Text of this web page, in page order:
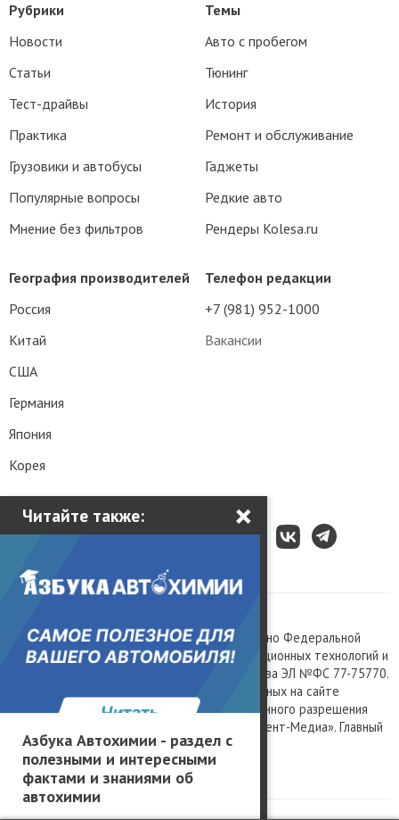
Читайте также: ×
Азбука Автохимии - раздел с
полезными и интересными
фактами и знаниями об
автохимии
Телефон редакции
+7 (981) 952-1000
Вакансии
Рубрики
Новости
Статьи
Тест-драйвы
Практика
Грузовики и автобусы
Популярные вопросы
Мнение без фильтров
Темы
Авто с пробегом
Тюнинг
История
Ремонт и обслуживание
Гаджеты
Редкие авто
Рендеры Kolesa.ru
География производителей
Россия
Китай
США
Германия
Япония
Корея
Сетевое издание «Kolesa.ru», зарегистрировано Федеральной
службой по надзору в сфере связи, информационных технологий и
массовых коммуникаций, номер свидетельства ЭЛ №ФС 77-75770.
Любое использование материалов, размещенных на сайте
www.kolesa.ru, допускается только с письменного разрешения
правообладателя. Учредитель ООО «Президент-Медиа». Главный
редактор Баландин М.А. 0+
Политика конфиденциальности